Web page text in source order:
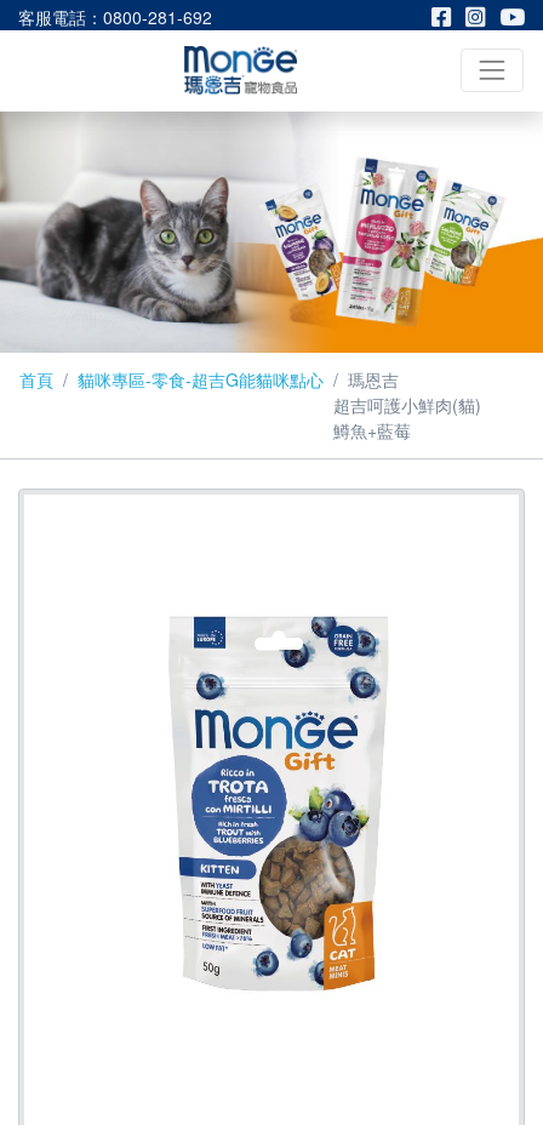
客服電話：0800-281-692
首頁 貓咪專區-零食-超吉G能貓咪點心
瑪恩吉
超吉呵護小鮮肉(貓)
鱒魚+藍莓